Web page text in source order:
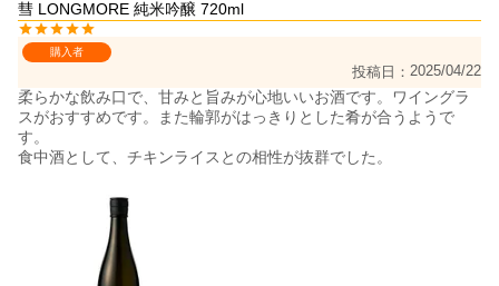
彗 LONGMORE 純米吟醸 720ml
購入者
投稿日 2025/04/22
柔らかな飲み口で、甘みと旨みが心地いいお酒です。ワイングラ
スがおすすめです。また輪郭がはっきりとした肴が合うようで
す。
食中酒として、チキンライスとの相性が抜群でした。